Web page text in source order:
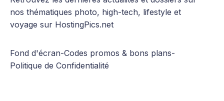
nos thématiques photo, high-tech, lifestyle et
voyage sur HostingPics.net
Fond d'écran-Codes promos & bons plans-
Politique de Confidentialité